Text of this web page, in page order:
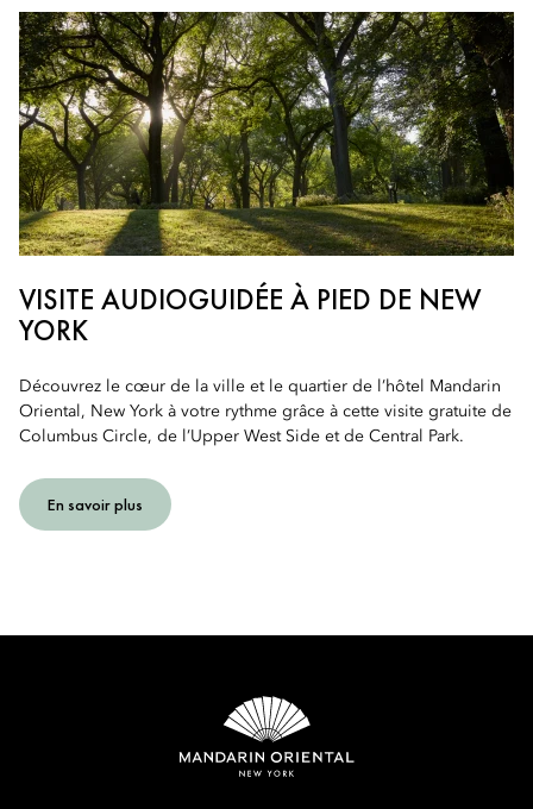
VISITE AUDIOGUIDÉE À PIED DE NEW
YORK
Découvrez le cœur de la ville et le quartier de l’hôtel Mandarin
Oriental, New York à votre rythme grâce à cette visite gratuite de
Columbus Circle, de l’Upper West Side et de Central Park.
En savoir plus